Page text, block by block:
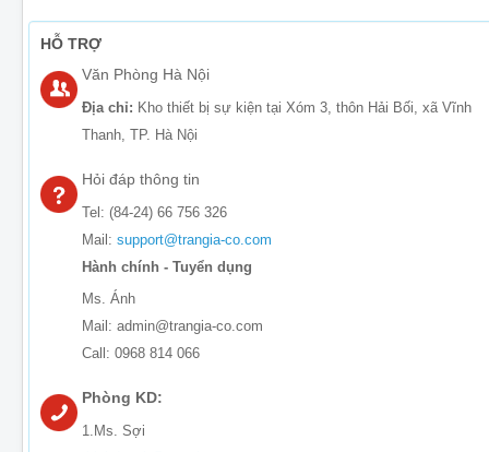
HỖ TRỢ
Văn Phòng Hà Nội
Địa chỉ: Kho thiết bị sự kiện tại Xóm 3, thôn Hải Bối, xã Vĩnh
Thanh, TP. Hà Nội
Hỏi đáp thông tin
Tel: (84-24) 66 756 326
Mail: support@trangia-co.com
Hành chính - Tuyển dụng
Ms. Ánh
Mail: admin@trangia-co.com
Call: 0968 814 066
Phòng KD:
1.Ms. Sợi